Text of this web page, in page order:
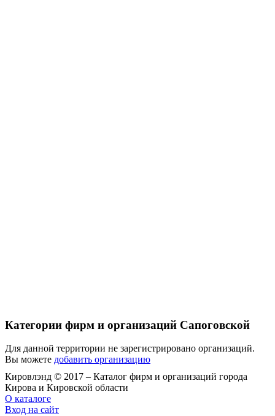
Категории фирм и организаций Сапоговской
Для данной территории не зарегистрировано организаций.
Вы можете добавить организацию
Кировлэнд © 2017 – Каталог фирм и организаций города
Кирова и Кировской области
О каталоге
Вход на сайт